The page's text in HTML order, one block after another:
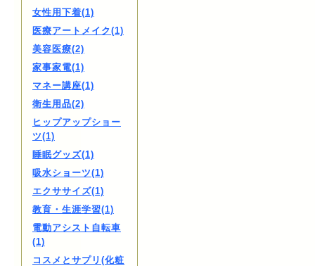
女性用下着(1)
医療アートメイク(1)
美容医療(2)
家事家電(1)
マネー講座(1)
衛生用品(2)
ヒップアップショー
ツ(1)
睡眠グッズ(1)
吸水ショーツ(1)
エクササイズ(1)
教育・生涯学習(1)
電動アシスト自転車
(1)
コスメとサプリ(化粧